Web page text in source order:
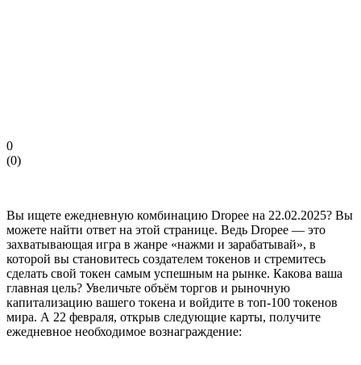
0
(0)
Вы ищете ежедневную комбинацию Dropee на 22.02.2025? Вы
можете найти ответ на этой странице. Ведь Dropee — это
захватывающая игра в жанре «нажми и зарабатывай», в
которой вы становитесь создателем токенов и стремитесь
сделать свой токен самым успешным на рынке. Какова ваша
главная цель? Увеличьте объём торгов и рыночную
капитализацию вашего токена и войдите в топ-100 токенов
мира. А 22 февраля, открыв следующие карты, получите
ежедневное необходимое вознаграждение: